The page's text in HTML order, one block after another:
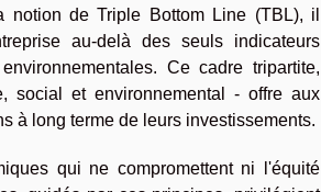
notion de Triple Bottom Line (TBL), il
au-delà des seuls indicateurs
Ce cadre tripartite,
social et environnemental - offre aux
à long terme de leurs investissements.
qui ne compromettent ni l'équité